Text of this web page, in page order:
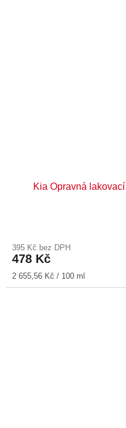
Kia Opravná
395 Kč bez DPH
478 Kč
Měrná
cena:
2 655,56 Kč / 100 ml